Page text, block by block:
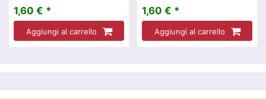
1,60 € *
Aggiungi al carrello
1,60 € *
Aggiungi al carrello